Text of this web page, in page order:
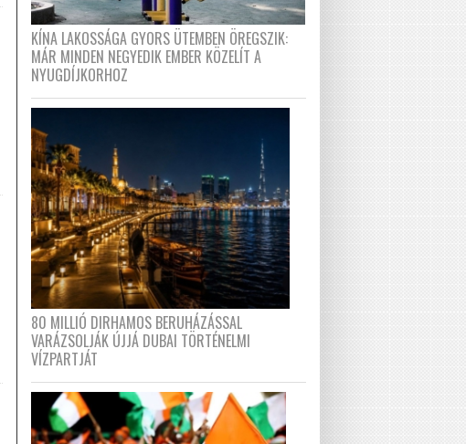
KÍNA LAKOSSÁGA GYORS ÜTEMBEN ÖREGSZIK:
MÁR MINDEN NEGYEDIK EMBER KÖZELÍT A
NYUGDÍJKORHOZ
80 MILLIÓ DIRHAMOS BERUHÁZÁSSAL
VARÁZSOLJÁK ÚJJÁ DUBAI TÖRTÉNELMI
VÍZPARTJÁT